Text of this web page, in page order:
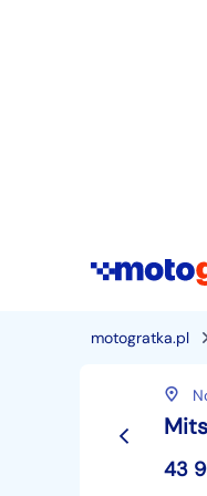
motogratka.pl
43